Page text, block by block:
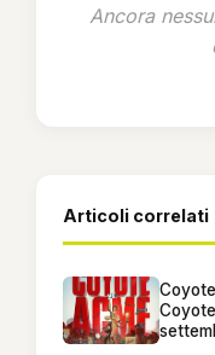
Ancora
Articoli correlati